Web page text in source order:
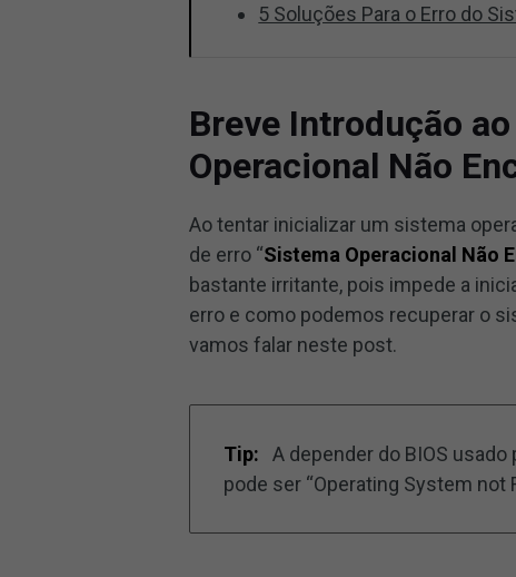
5 Soluções Para o Erro do
Breve Introdução
Operacional Não
Ao tentar inicializar um sistema
de erro “Sistema Operacional Não
bastante irritante, pois impede a
erro e como podemos recuperar o
vamos falar neste post.
Tip:
A depender do BIOS
pode ser “Operating System not